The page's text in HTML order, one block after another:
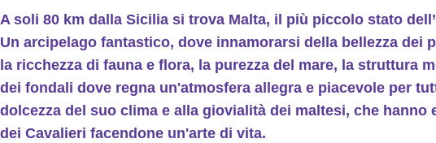
A soli 80 km dalla Sicilia si trova Malta, il più piccolo stato
Un arcipelago fantastico, dove innamorarsi della bellezza dei
la ricchezza di fauna e flora, la purezza del mare, la struttura
dei fondali dove regna un'atmosfera allegra e piacevole per
dolcezza del suo clima e alla giovialità dei maltesi, che hanno
dei Cavalieri facendone un'arte di vita.